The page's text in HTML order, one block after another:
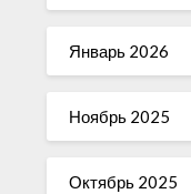
Январь 2026
Ноябрь 2025
Октябрь 2025